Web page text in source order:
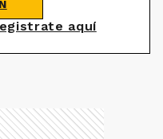
aquí